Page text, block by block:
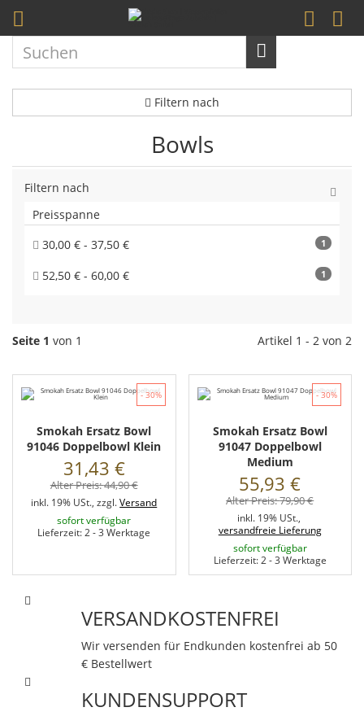
Filtern nach
Bowls
Filtern nach
Preisspanne
1
30,00 € - 37,50 €
1
52,50 € - 60,00 €
Seite 1 von 1 Artikel 1 - 2 von 2
Smokah Ersatz Bowl
91046 Doppelbowl Klein
31,43 €
Alter Preis:44,90 €
inkl. 19% USt., zzgl.Versand
sofort verfügbar
Lieferzeit: 2 - 3 Werktage
- 30%
Smokah Ersatz Bowl
91047 Doppelbowl
Medium
55,93 €
Alter Preis:79,90 €
inkl. 19% USt.,
versandfreie Lieferung
sofort verfügbar
Lieferzeit: 2 - 3 Werktage
- 30%
VERSANDKOSTENFREI
Wir versenden für Endkunden kostenfrei ab 50
€ Bestellwert
KUNDENSUPPORT